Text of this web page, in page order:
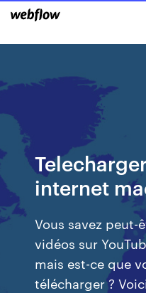
internet
Vous savez peut-
vidéos sur
mais est-ce que
télécharger ?